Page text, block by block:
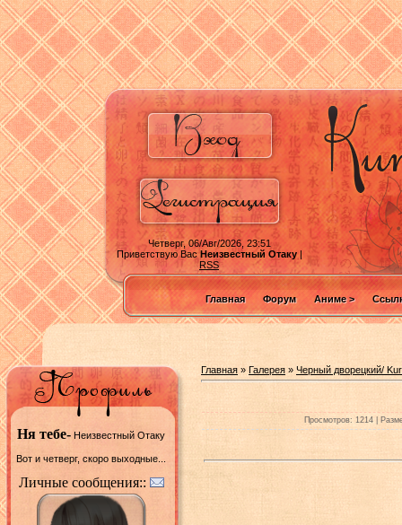
Четверг, 06/Авг/2026, 23:51
Приветствую ВасНеизвестный Отаку|
RSS
Главная Форум Аниме >
Ня тебе- Неизвестный Отаку
Вот и четверг, скоро выходные...
Личные сообщения::
Главная » Галерея » Черный дворецкий/
Просмотров: 1214 |